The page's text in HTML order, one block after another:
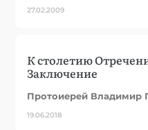
27.02.2009
К столетию
Заключение
Протоиерей Владимир
19.06.2018